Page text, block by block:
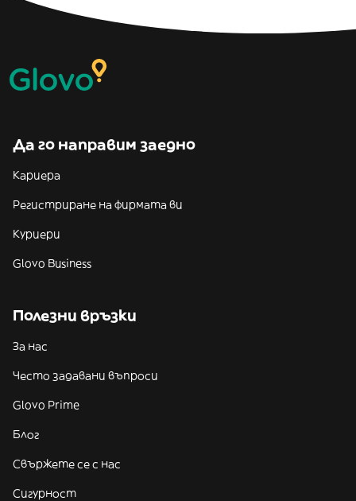
Да го направим заедно
Кариера
Регистриране на фирмата ви
Куриери
Glovo Business
Полезни връзки
За нас
Често задавани въпроси
Glovo Prime
Блог
Свържете се с нас
Сигурност